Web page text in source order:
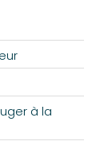
à la